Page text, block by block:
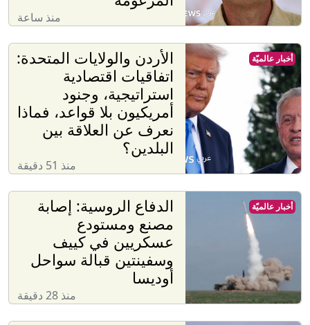
منذ ساعة
الأردن والولايات المتحدة:
اتفاقيات اقتصادية
استراتيجية، وجنود
أمريكيون بلا قواعد، فماذا
نعرف عن العلاقة بين
البلدين؟
منذ 51 دقيقة
أخبار عالميّة
الدفاع الروسية: إصابة
مصنع ومستودع
عسكريين في كييف
وسفينتين قبالة سواحل
أوديسا
منذ 28 دقيقة
أخبار عالميّة